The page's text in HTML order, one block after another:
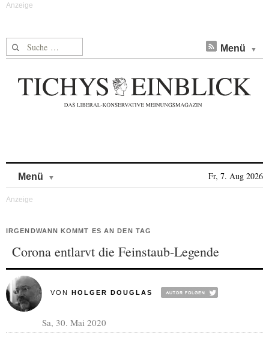
Suche nach: Menü
Menü Fr, 7. Aug 2026
IRGENDWANN KOMMT ES AN DEN TAG
Corona entlarvt die Feinstaub-Legende
VON HOLGER DOUGLAS
Sa, 30. Mai 2020